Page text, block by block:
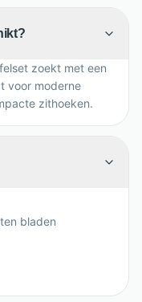
zoekt met een
voor moderne
zithoeken.
bladen